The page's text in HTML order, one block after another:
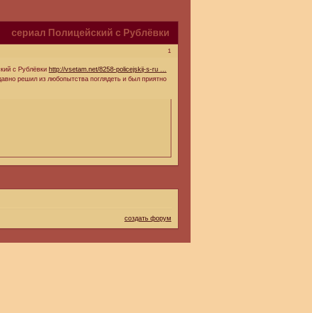
сериал Полицейский с Рублёвки
1
с Рублёвкиhttp://vsetam.net/8258-policejskij-s-ru …
решил из любопытства поглядеть и был приятно
создать форум